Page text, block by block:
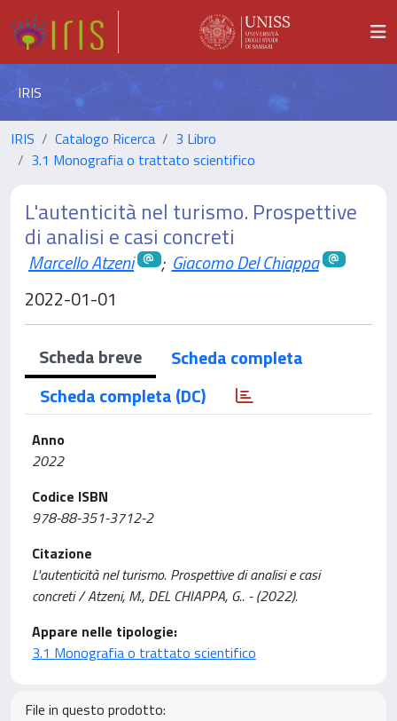
IRIS
IRIS Catalogo Ricerca
3 Libro
3.1 Monografia o trattato scientifico
L'autenticità nel turismo. Prospettive
di analisi e casi concreti
Marcello Atzeni ; Giacomo Del Chiappa
2022-01-01
Scheda breve
Scheda completa
Scheda completa (DC)
Anno
2022
Codice ISBN
978-88-351-3712-2
Citazione
L'autenticità nel turismo. Prospettive di analisi e casi
concreti / Atzeni, M., DEL CHIAPPA, G.. - (2022).
Appare nelle tipologie:
3.1 Monografia o trattato scientifico
File in questo prodotto: